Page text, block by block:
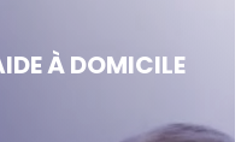
À DOMICILE